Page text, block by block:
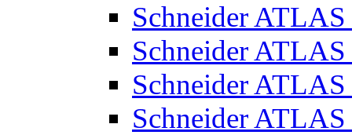
Schneider
Schneider
Schneider
Schneider